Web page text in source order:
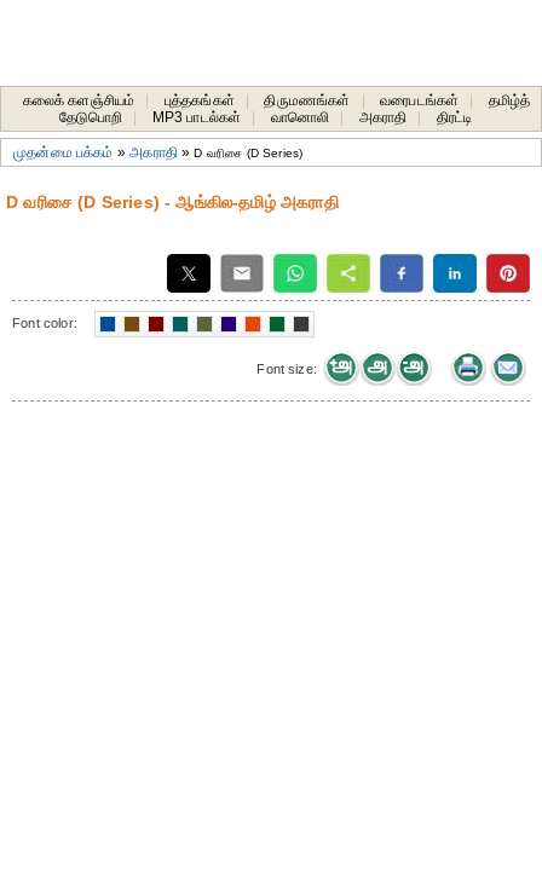
கலைக் களஞ்சியம் புத்தகங்கள் திருமணங்கள் வரைபடங்கள்
தமிழ்த்
தேடுபொறி
MP3 பாடல்கள் வானொலி அகராதி திரட்டி
முதன்மை பக்கம் »அகராதி»D வரிசை (D Series)
D வரிசை (D Series) - ஆங்கில-தமிழ் அகராதி
Font color:
Font size: